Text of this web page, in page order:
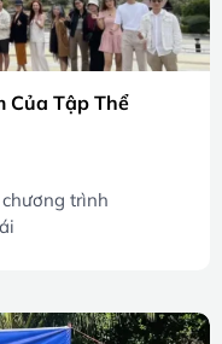
Của Tập Thể
trình